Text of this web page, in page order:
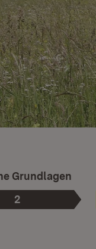
Phase
2
:
Grundlagen